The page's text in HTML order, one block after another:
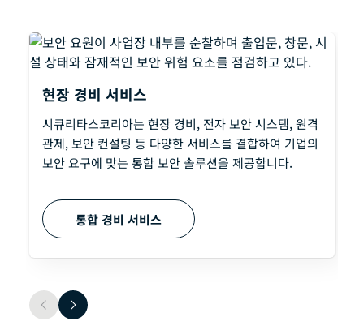
현장 경비 서비스
시큐리타스코리아는 현장 경비, 전자 보안 시스템, 원격
관제, 보안 컨설팅 등 다양한 서비스를 결합하여 기업의
보안 요구에 맞는 통합 보안 솔루션을 제공합니다.
통합 경비 서비스